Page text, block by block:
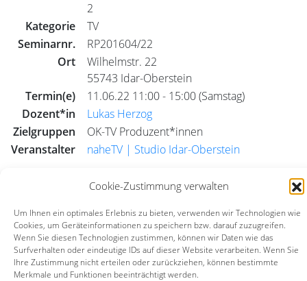
Cookie-Zustimmung verwalten
Um Ihnen ein optimales Erlebnis zu bieten, verwenden wir Technologien wie
Cookies, um Geräteinformationen zu speichern bzw. darauf zuzugreifen.
Wenn Sie diesen Technologien zustimmen, können wir Daten wie das
Surfverhalten oder eindeutige IDs auf dieser Website verarbeiten. Wenn Sie
Ihre Zustimmung nicht erteilen oder zurückziehen, können bestimmte
Merkmale und Funktionen beeinträchtigt werden.
2
Kategorie
TV
Seminarnr.
RP201604/22
Ort
Wilhelmstr. 22
55743 Idar-Oberstein
Termin(e)
11.06.22 11:00 - 15:00 (Samstag)
Dozent*in
Lukas Herzog
Zielgruppen
OK-TV Produzent*innen
Veranstalter
naheTV | Studio Idar-Oberstein
TV Radio
alle
Seminar-Archiv
Seminar-Suche